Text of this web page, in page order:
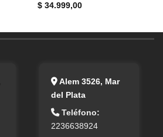
$34.999,00
Alem 3526, Mar
del Plata
Teléfono:
2236638924